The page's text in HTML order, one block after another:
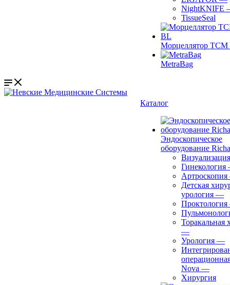
NightKNIFE
TissueSeal
Морцеллятор ТСМ
MetraBag
Каталог
Эндоскопическое
оборудование
Визуализация
Гинекология
Артроскопия
Детская
урология —
Проктология
Торакальная
—
Урология —
Nova —
Хирургия